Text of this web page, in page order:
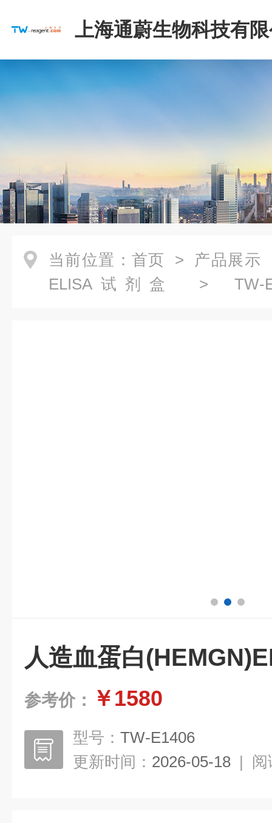
上海通蔚生物科技有
当前位置： 首页 > 产品展示
ELISA试剂盒
> TW-
人造血蛋白
参考价： ￥1580
型号： TW-E1406
更新时间： 2026-05-18 | 阅